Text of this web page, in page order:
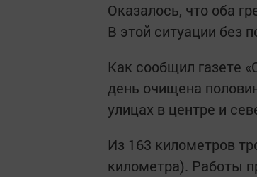
Оказалось, что оба
В этой ситуации без
Как сообщил газете
день очищена
улицах в центре и
Из 163 километров
километра). Работы